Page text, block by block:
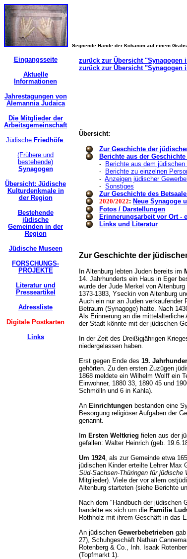
Segnende Hände der Kohanim auf einem
Eingangsseite
Aktuelle
Informationen
Jahrestagungen von
Alemannia Judaica
Die Mitglieder der
Arbeitsgemeinschaft
Jüdische Friedhöfe
(Frühere und
bestehende)
Synagogen
Übersicht: Jüdische
Kulturdenkmale in
der Region
Bestehende
jüdische
Gemeinden in der
Region
Jüdische Museen
FORSCHUNGS-
PROJEKTE
Literatur und
Presseartikel
Adressliste
Digitale Postkarten
Links
zurück zur Übersicht "Synagogen
zurück zur Übersicht "Synagogen
Übersicht:
Zur Geschichte der
Berichte aus der
-
Berichte aus dem jüdischen
-
Berichte zu einzelnen
- Anzeigen jüdischer
- Sonstiges
Zur Geschichte des
2020/2022: Neue Synagoge
Fotos / Darstellungen
Erinnerungsarbeit vor Ort -
Links und Literatur
Zur Geschichte der
In Altenburg lebten Juden bereits im
14. Jahrhunderts ein Haus in Eger
wurde der Jude Merkel von
1373-1383, Yseckin von Altenburg
Auch ein nur an Juden verkaufender
Betraum (Synagoge) hatte. Nach
Als Erinnerung an die
der Stadt könnte mit der jüdischen
In der Zeit des Dreißigjährigen
niedergelassen haben.
Erst gegen Ende des 19.
gehörten. Zu den ersten Zuzügen
1868 meldete ein Wilhelm Wolff ein
Einwohner, 1880 33, 1890 45 und
Schmölln und 6 in Kahla).
An Einrichtungen bestanden eine
Besorgung religiöser Aufgaben der
genannt.
Im Ersten Weltkrieg fielen aus der
gefallen: Walter Heinrich (geb.
Um 1924, als zur Gemeinde etwa
jüdischen Kinder erteilte Lehrer Max
Süd-Sachsen-Thüringen für jüdische
Mitglieder). Viele der vor allem
Altenburg starteten (siehe Berichte
Nach dem "Handbuch der jüdischen
handelte es sich um die Familie
Rothholz mit ihrem Geschäft in das
An jüdischen Gewerbebetrieben
27), Schuhgeschäft Nathan
Rotenberg & Co., Inh. Isaak
(Topfmarkt 1).